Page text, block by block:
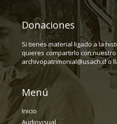
Donaciones
Si tienes material ligado a la
quieres compartirlo con
archivopatrimonial@usach.cl o
Menú
Inicio
Audiovisual